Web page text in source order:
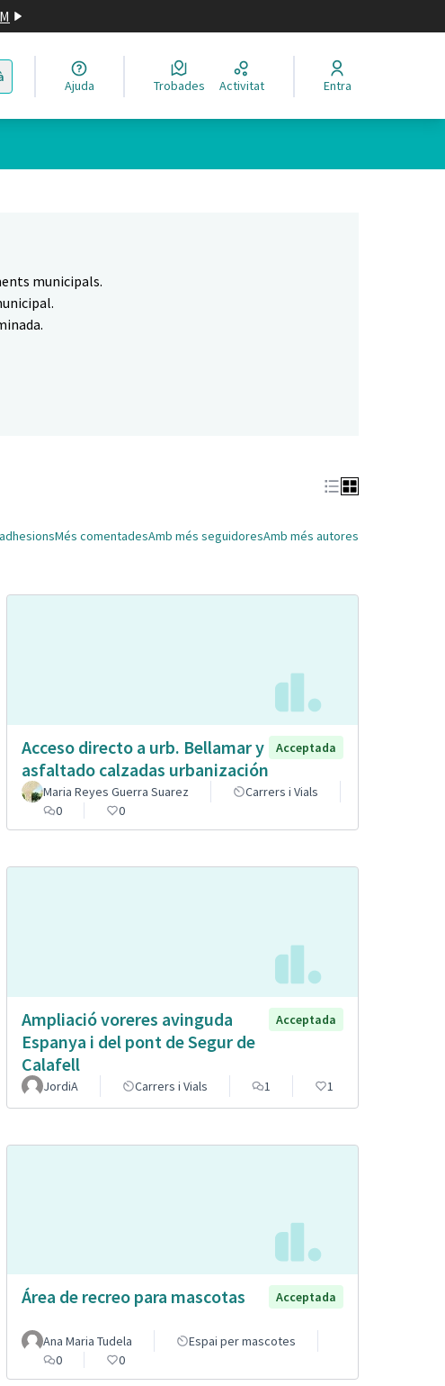
Elegir el idioma
Ajuda Trobades Activitat Entra
municipals.
Més comentadesAmb més seguidoresAmb més autores
Acceso directo a urb. Bellamar y
asfaltado calzadas urbanización
Acceptada
Maria Reyes Guerra Suarez
Carrers i Vials
0
0
Ampliació voreres avinguda
Espanya i del pont de Segur de
Calafell
Acceptada
JordiA Carrers i Vials 1 1
Área de recreo para mascotas Acceptada
Ana Maria Tudela
Espai per mascotes
0
0